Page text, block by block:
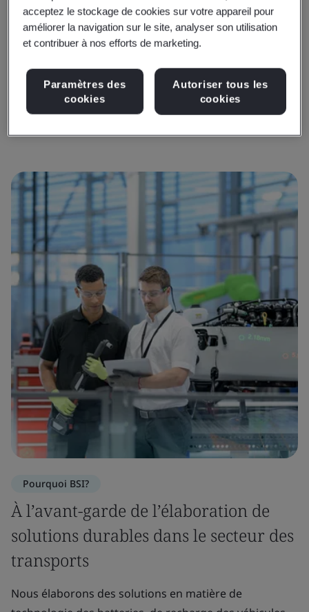
de l’industrie en matière de zéro émission nette et de
transport durable.
à combustion interne oblige le secteur à trouver des
sources d’énergie alternatives sûres, fiables et
renouvelables pour les véhicules.
Pourquoi BSI?
À l’avant-garde de l’élaboration de
solutions durables dans le secteur des
transports
Nous élaborons des solutions en matière de
acceptez le stockage de cookies sur votre appareil pour
améliorer la navigation sur le site, analyser son utilisation
et contribuer à nos efforts de marketing.
Paramètres des
cookies
Autoriser tous les
cookies